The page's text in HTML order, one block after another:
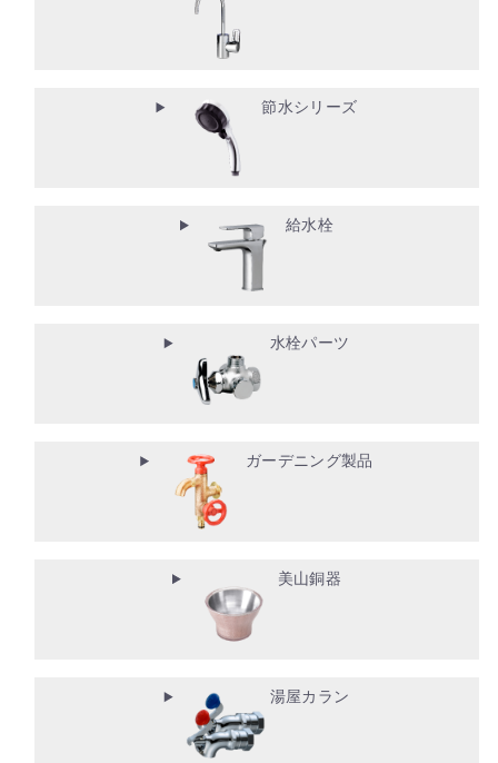
節水シリーズ
給水栓
水栓パーツ
ガーデニング製品
美山銅器
湯屋カラン